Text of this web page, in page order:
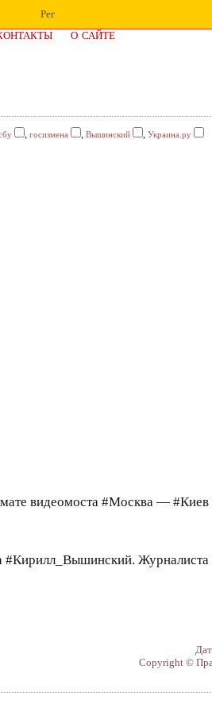
Рег
О САЙТЕ
, госизмена , Вышинский , Украина.ру
видеомоста #Москва —
Журналиста
Copyright ©